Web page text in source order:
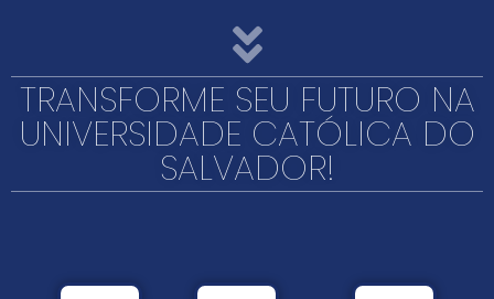
TRANSFORME SEU FUTURO NA
UNIVERSIDADE CATÓLICA DO
SALVADOR!